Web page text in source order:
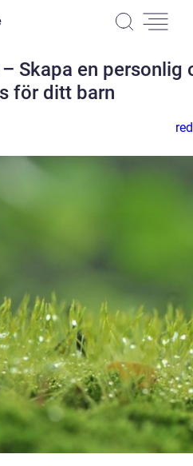
Skapa en personlig
för ditt barn